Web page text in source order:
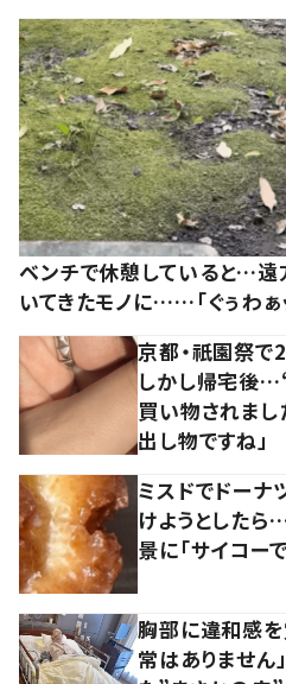
ベンチで休憩していると…遠
いてきたモノに……「ぐぅわぁ
京都・祇園祭
しかし帰宅後
買い物されまし
出し物ですね」
ミスドでドーナ
けようとした
景に「サイコー
胸部に違和感
常はありませ